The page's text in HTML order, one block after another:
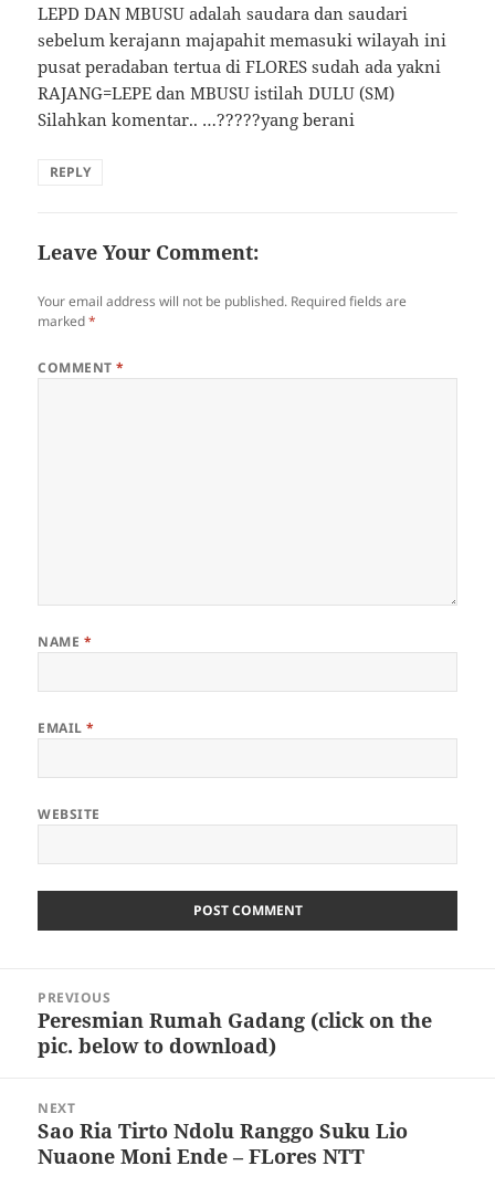
LEPD DAN MBUSU adalah saudara dan saudari
sebelum kerajann majapahit memasuki wilayah ini
pusat peradaban tertua di FLORES sudah ada yakni
RAJANG=LEPE dan MBUSU istilah DULU (SM)
Silahkan komentar.. …?????yang berani
REPLY
Leave Your Comment:
Your email address will not be published. Required fields are
marked*
COMMENT*
NAME *
EMAIL*
WEBSITE
navigation
PREVIOUS
Previous
post:
Peresmian Rumah Gadang (click on the
pic. below to download)
NEXT
Next
post:
Sao Ria Tirto Ndolu Ranggo Suku Lio
Nuaone Moni Ende – FLores NTT